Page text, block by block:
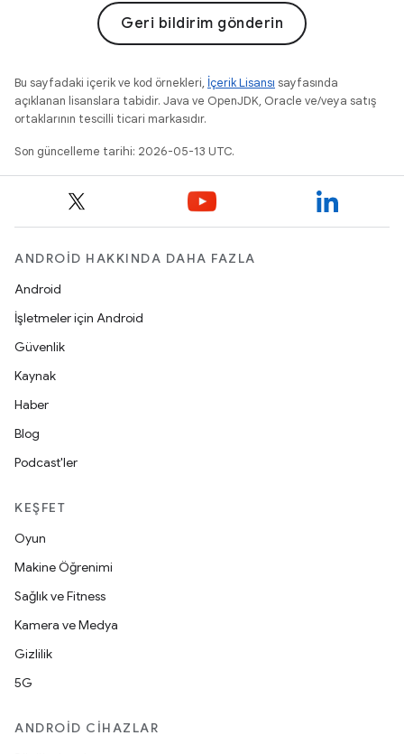
Geri bildirim gönderin
Bu sayfadaki içerik ve kod örnekleri, İçerik Lisansı sayfasında
açıklanan lisanslara tabidir. Java ve OpenJDK, Oracle ve/veya satış
ortaklarının tescilli ticari markasıdır.
Son güncelleme tarihi: 2026-05-13 UTC.
ANDROID HAKKINDA DAHA FAZLA
Android
İşletmeler için Android
Güvenlik
Kaynak
Haber
Blog
Podcast'ler
KEŞFET
Oyun
Makine Öğrenimi
Sağlık ve Fitness
Kamera ve Medya
Gizlilik
5G
ANDROID CIHAZLAR